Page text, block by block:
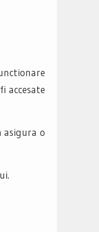
accesate
asigura o